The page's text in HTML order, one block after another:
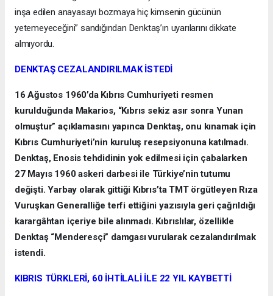
inşa edilen anayasayı bozmaya hiç kimsenin gücünün
yetemeyeceğini” sandığından Denktaş’ın uyarılarını dikkate
almıyordu.
DENKTAŞ CEZALANDIRILMAK İSTEDİ
16 Ağustos 1960’da Kıbrıs Cumhuriyeti resmen
kurulduğunda Makarios, “Kıbrıs sekiz asır sonra Yunan
olmuştur” açıklamasını yapınca Denktaş, onu kınamak için
Kıbrıs Cumhuriyeti’nin kuruluş resepsiyonuna katılmadı.
Denktaş, Enosis tehdidinin yok edilmesi için çabalarken
27 Mayıs 1960 askeri darbesi ile Türkiye’nin tutumu
değişti. Yarbay olarak gittiği Kıbrıs’ta TMT örgütleyen Rıza
Vuruşkan Generalliğe terfi ettiğini yazısıyla geri çağrıldığı
karargâhtan içeriye bile alınmadı. Kıbrıslılar, özellikle
Denktaş “Menderesçi” damgası vurularak cezalandırılmak
istendi.
KIBRIS TÜRKLERİ, 60 İHTİLALİ İLE 22 YIL KAYBETTİ